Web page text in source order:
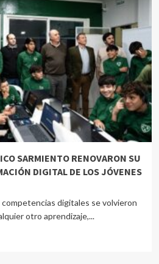
SARMIENTO RENOVARON SU
DIGITAL DE LOS JÓVENES
digitales se volvieron
otro aprendizaje,...